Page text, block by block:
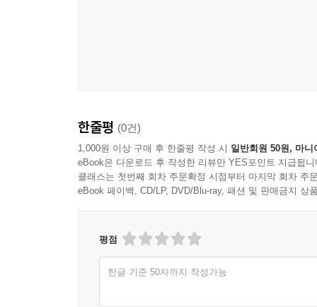
한줄평 (0건)
1,000원 이상 구매 후 한줄평 작성 시 일반회원 50원, 마니
eBook은 다운로드 후 작성한 리뷰만 YES포인트 지급됩니
클래스는 첫번째 회차 주문확정 시점부터 마지막 회차 주
eBook 페이백, CD/LP, DVD/Blu-ray, 패션 및 판매금지 상
평점
한글 기준 50자까지 작성가능